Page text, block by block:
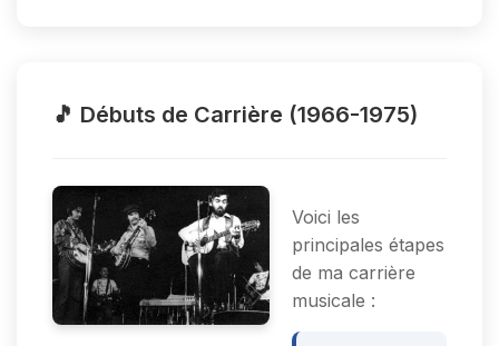
🎵 Débuts de Carrière (1966-1975)
Voici les
principales étapes
de ma carrière
musicale :